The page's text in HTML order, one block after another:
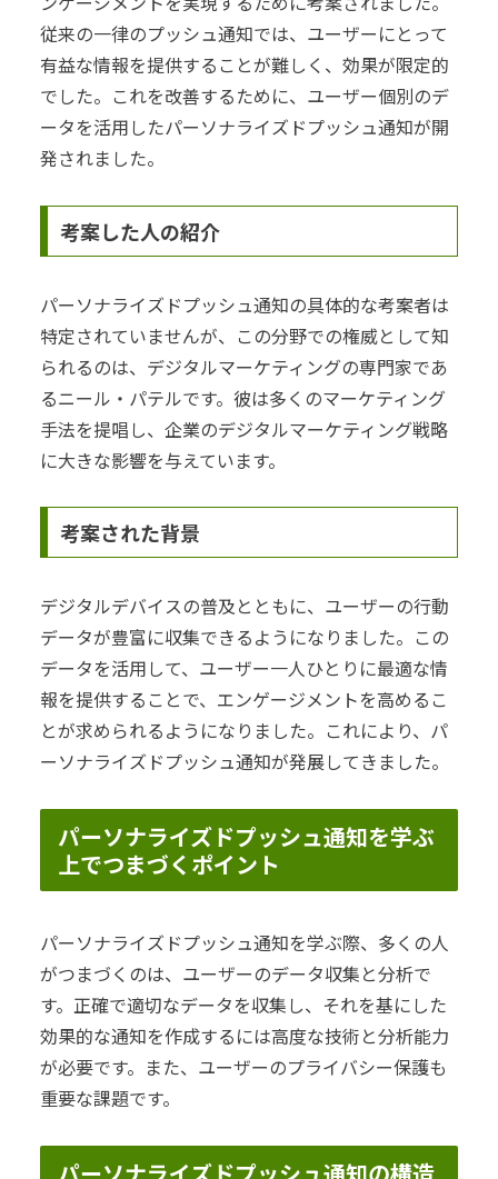
従来の一律のプッシュ通知では、ユーザーにとって
有益な情報を提供することが難しく、効果が限定的
でした。これを改善するために、ユーザー個別のデ
ータを活用したパーソナライズドプッシュ通知が開
発されました。
考案した人の紹介
パーソナライズドプッシュ通知の具体的な考案者は
特定されていませんが、この分野での権威として知
られるのは、デジタルマーケティングの専門家であ
るニール・パテルです。彼は多くのマーケティング
手法を提唱し、企業のデジタルマーケティング戦略
に大きな影響を与えています。
考案された背景
デジタルデバイスの普及とともに、ユーザーの行動
データが豊富に収集できるようになりました。この
データを活用して、ユーザー一人ひとりに最適な情
報を提供することで、エンゲージメントを高めるこ
とが求められるようになりました。これにより、パ
ーソナライズドプッシュ通知が発展してきました。
パーソナライズドプッシュ通知を学ぶ
上でつまづくポイント
パーソナライズドプッシュ通知を学ぶ際、多くの人
がつまづくのは、ユーザーのデータ収集と分析で
す。正確で適切なデータを収集し、それを基にした
効果的な通知を作成するには高度な技術と分析能力
が必要です。また、ユーザーのプライバシー保護も
重要な課題です。